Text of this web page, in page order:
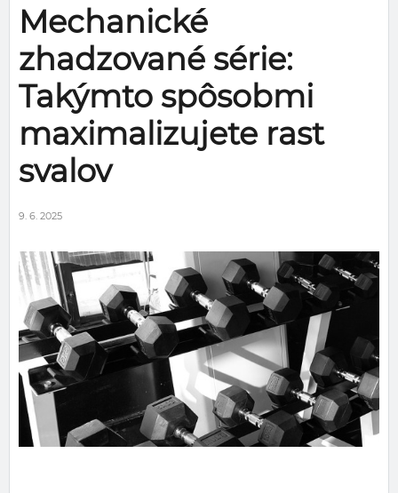
Mechanické
zhadzované série:
Takýmto spôsobmi
maximalizujete rast
svalov
9. 6. 2025